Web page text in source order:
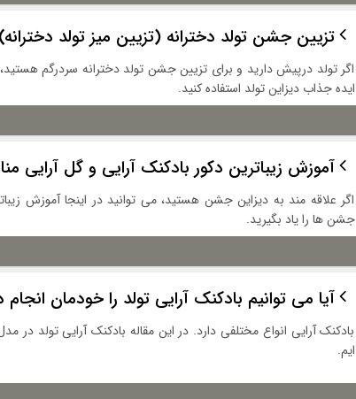
تزیین جشن تولد دخترانه (تزیین میز تولد دخترانه) + 90 ایده
ایده جذاب دیزاین تولد استفاده کنید.
آموزش زیباترین دکور بادکنک آرایی و گل
اگر علاقه مند به دیزاین جشن هستید، می توانید در اینجا آموزش
جشن ها را یاد بگیرید.
آیا می توانیم بادکنک آرایی تولد را خودمان
بادکنک آرایی انواع مختلفی دارد. در این مقاله بادکنک آرایی تولد
ایم.